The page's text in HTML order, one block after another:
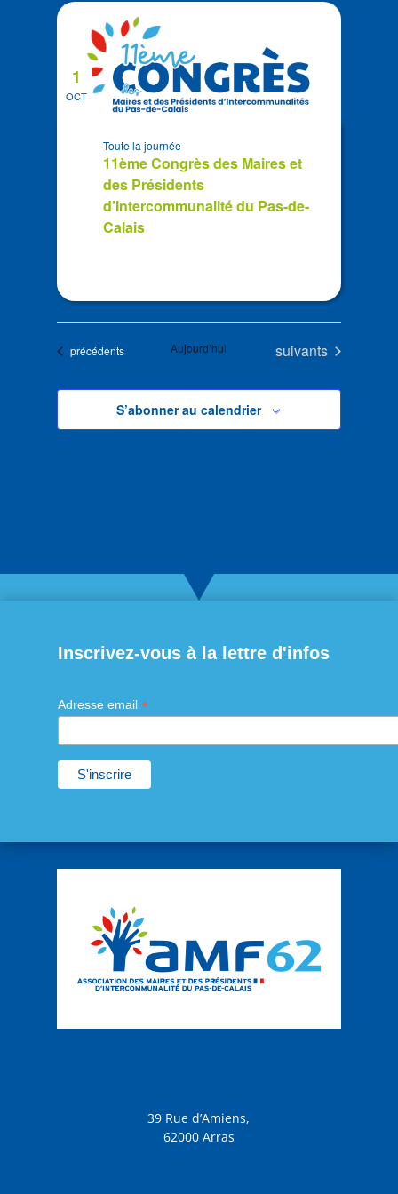
OCT
1
11ème Congrès des Maires et
des Présidents
d’Intercommunalité du Pas-de-
Calais
Toute la journée
Évènements
précédents Aujourd’hui Évènements
suivants
S’abonner au calendrier
Inscrivez-vous à la lettre d'infos
Adresse email *
39 Rue d’Amiens,
62000 Arras